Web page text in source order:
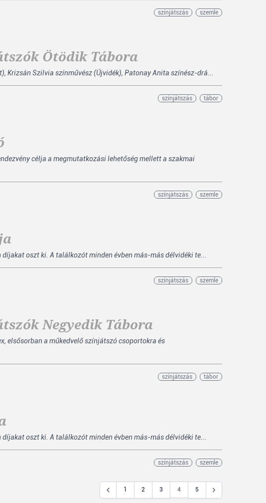
színjátszás szemle
Ötödik Tábora
Szilvia színművész (Újvidék), Patonay Anita színész-drá...
színjátszás tábor
célja a megmutatkozási lehetőség mellett a szakmai
színjátszás szemle
oszt ki. A találkozót minden évben más-más délvidéki te...
színjátszás szemle
Negyedik Tábora
elsősorban a műkedvelő színjátszó csoportokra és
színjátszás tábor
oszt ki. A találkozót minden évben más-más délvidéki te...
színjátszás szemle
1 2 3 4 5